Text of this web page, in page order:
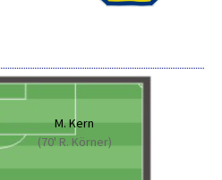
M. Kern
(70' R. Körner)